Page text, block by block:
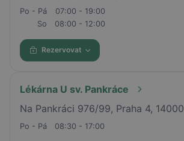
Po - Pá
07:00 - 19:00
So
08:00 - 12:00
Rezervovat
Lékárna U sv. Pankráce
Na Pankráci 976/99, Praha 4, 14000
Po - Pá 08:30 - 17:00